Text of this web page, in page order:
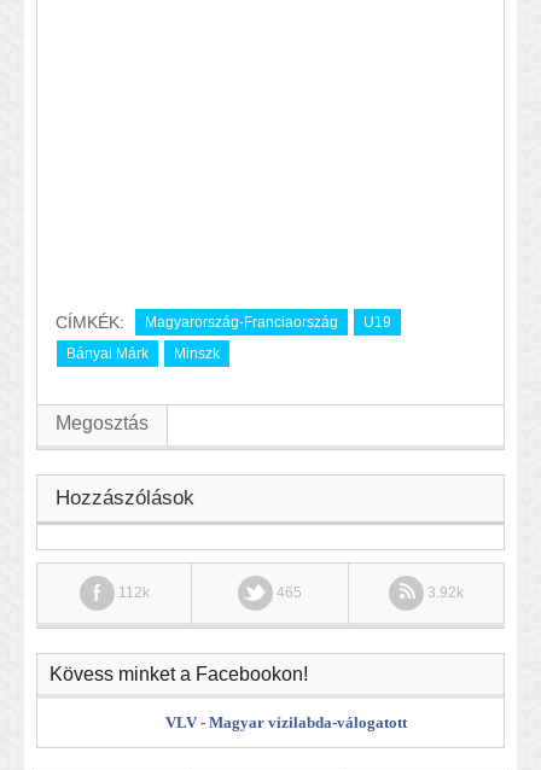
CÍMKÉK: Magyarország-Franciaország
U19
Bányai Márk
Minszk
Megosztás
Hozzászólások
112k 465 3.92k
Kövess minket a Facebookon!
VLV - Magyar vízilabda-válogatott